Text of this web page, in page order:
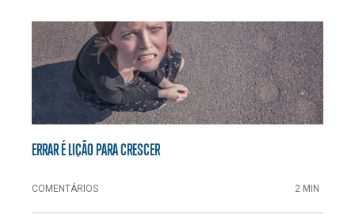
ERRAR É LIÇÃO PARA CRESCER
COMENTÁRIOS 2 MIN